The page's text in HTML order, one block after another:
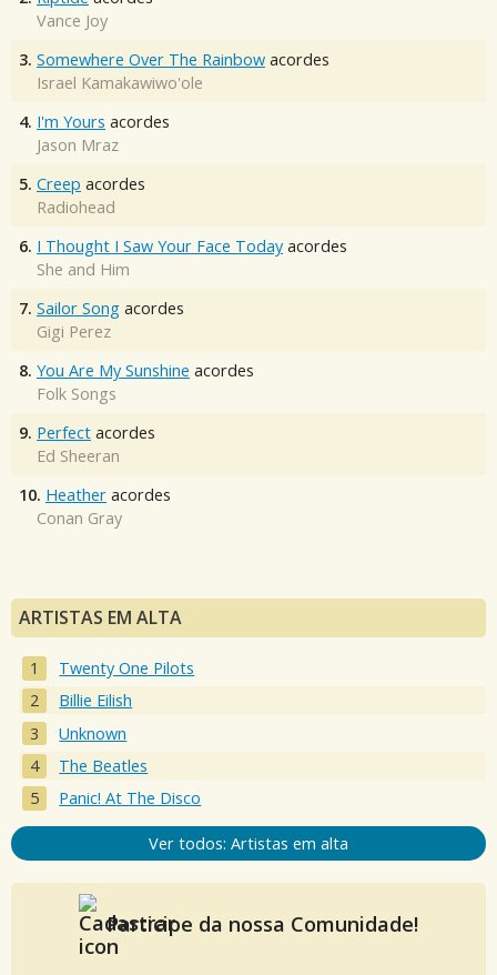
Vance Joy
3. Somewhere Over The Rainbow acordes
Israel Kamakawiwo'ole
4. I'm Yours acordes
Jason Mraz
5. Creep acordes
Radiohead
6. I Thought I Saw Your Face Today acordes
She and Him
7. Sailor Song acordes
Gigi Perez
8. You Are My Sunshine acordes
Folk Songs
9. Perfect acordes
Ed Sheeran
10. Heather acordes
Conan Gray
ARTISTAS EM ALTA
Twenty One Pilots
Billie Eilish
Unknown
The Beatles
Panic! At The Disco
Ver todos: Artistas em alta
Participe da nossa Comunidade!